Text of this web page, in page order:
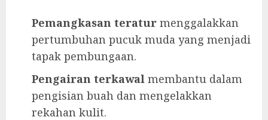
Pemangkasan teratur menggalakkan
pertumbuhan pucuk muda yang menjadi
tapak pembungaan.
Pengairan terkawal membantu dalam
pengisian buah dan mengelakkan
rekahan kulit.